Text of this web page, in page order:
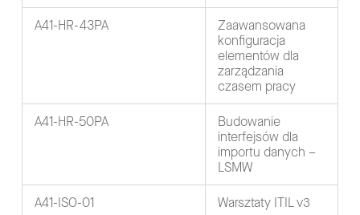
A41-HR-43PA
Zaawansowana
konfiguracja
elementów dla
zarządzania
czasem pracy
A41-HR-50PA
Budowanie
interfejsów dla
importu danych –
LSMW
A41-ISO-01 Warsztaty ITIL v3